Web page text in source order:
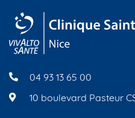
04 93 13 65 00
10 boulevard Pasteur